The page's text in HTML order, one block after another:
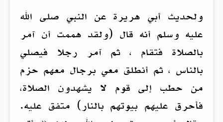
ولحديث أبي هريرة عن النبي صلى الله
عليه وسلم أنه قال (ولقد هممت أن آمر
بالصلاة فتقام ، ثم آمر رجلا فيصلي
بالناس ، ثم أنطلق معي برجال معهم حزم
من حطب إلى قوم لا يشهدون الصلاة،
فأحرق عليهم بيوتهم بالنار) متفق عليه.